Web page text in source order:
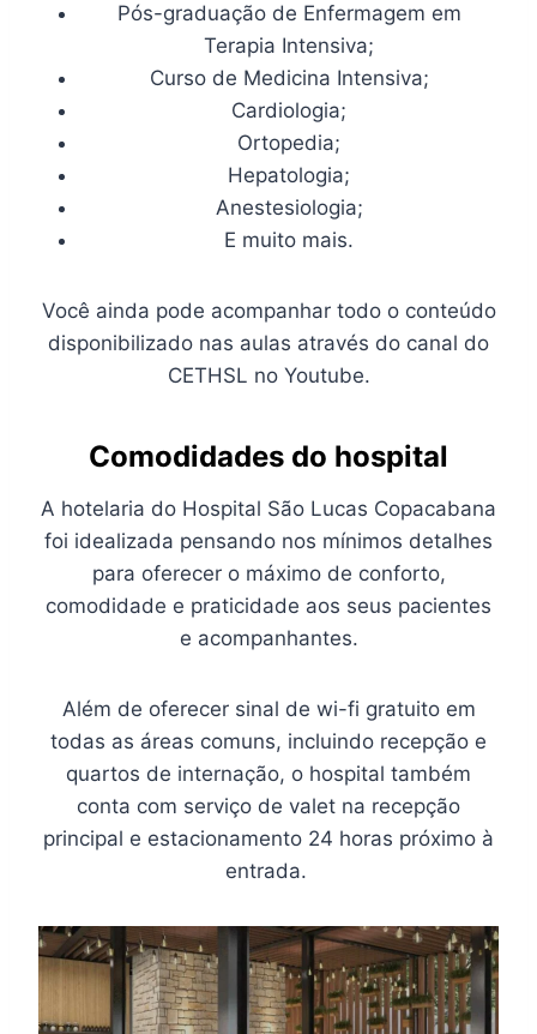
Pós-graduação de Enfermagem em
Terapia Intensiva;
Curso de Medicina Intensiva;
Cardiologia;
Ortopedia;
Hepatologia;
Anestesiologia;
E muito mais.
Você ainda pode acompanhar todo o conteúdo
disponibilizado nas aulas através do canal do
CETHSL no Youtube.
Comodidades do hospital
A hotelaria do Hospital São Lucas Copacabana
foi idealizada pensando nos mínimos detalhes
para oferecer o máximo de conforto,
comodidade e praticidade aos seus pacientes
e acompanhantes.
Além de oferecer sinal de wi-fi gratuito em
todas as áreas comuns, incluindo recepção e
quartos de internação, o hospital também
conta com serviço de valet na recepção
principal e estacionamento 24 horas próximo à
entrada.